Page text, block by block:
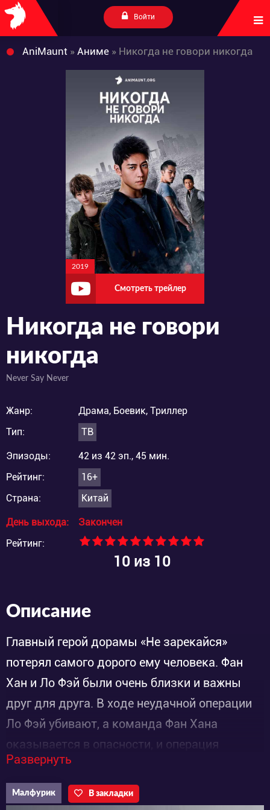
Войти
AniMaunt » Аниме » Никогда не говори никогда
2019
Смотреть трейлер
Никогда не говори
никогда
Never Say Never
Жанр:
Драма, Боевик, Триллер
Тип:
ТВ
Эпизоды:
42 из 42 эп., 45 мин.
Рейтинг:
16+
Страна:
Китай
День выхода:
Закончен
Рейтинг:
10из 10
Описание
Главный герой дорамы «Не зарекайся»
потерял самого дорого ему человека. Фан
Хан и Ло Фэй были очень близки и важны
друг для друга. В ходе неудачной операции
Ло Фэй убивают, а команда Фан Хана
оказывается в опасности, и операция
срывается. Парень безутешен, он не знает,
как дальше жить и работать.
Развернуть
Малфурик В закладки